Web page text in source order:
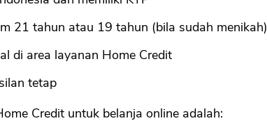
21 tahun atau 19 tahun (bila sudah menikah)
di area layanan Home Credit
tetap
Credit untuk belanja online adalah: